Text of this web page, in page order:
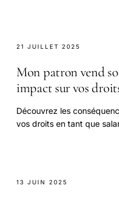
21 JUILLET 2025
Mon patron vend
impact sur vos
Découvrez les
vos droits en tant que
13 JUIN 2025